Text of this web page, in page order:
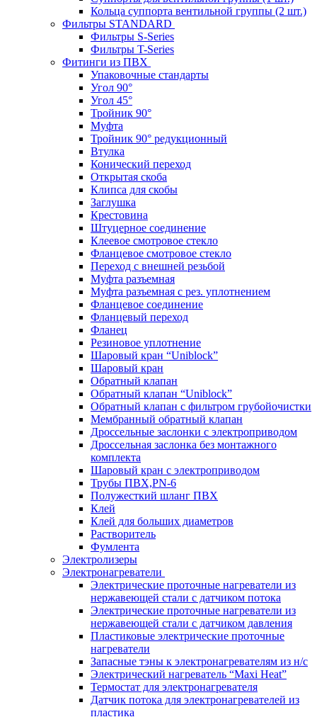
Кольца суппорта вентильной группы (2 шт.)
Фильтры STANDARD
Фильтры S-Series
Фильтры T-Series
Фитинги из ПВХ
Упаковочные стандарты
Угол 90°
Угол 45°
Тройник 90°
Муфта
Тройник 90° редукционный
Втулка
Конический переход
Открытая скоба
Клипса для скобы
Заглушка
Крестовина
Штуцерное соединение
Клеевое смотровое стекло
Фланцевое смотровое стекло
Переход с внешней резьбой
Муфта разъемная
Муфта разъемная с рез. уплотнением
Фланцевое соединение
Фланцевый переход
Фланец
Резиновое уплотнение
Шаровый кран “Uniblock”
Шаровый кран
Обратный клапан
Обратный клапан “Uniblock”
Обратный клапан с фильтром грубойочистки
Мембранный обратный клапан
Дроссельные заслонки с электроприводом
Дроссельная заслонка без монтажного
комплекта
Шаровый кран с электроприводом
Трубы ПВХ,PN-6
Полужесткий шланг ПВХ
Клей
Клей для больших диаметров
Растворитель
Фумлента
Электролизеры
Электронагреватели
Электрические проточные нагреватели из
нержавеющей стали с датчиком потока
Электрические проточные нагреватели из
нержавеющей стали с датчиком давления
Пластиковые электрические проточные
нагреватели
Запасные тэны к электронагревателям из н/с
Электрический нагреватель “Maxi Heat”
Термостат для электронагревателя
Датчик потока для электронагревателей из
пластика